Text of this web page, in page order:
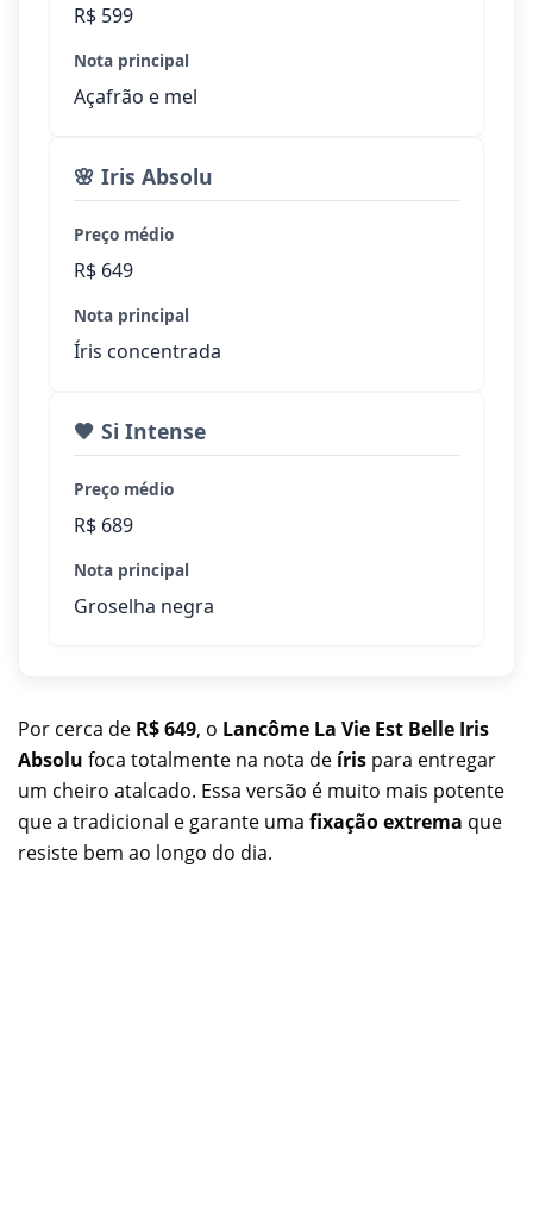
R$ 599
Nota principal
Açafrão e mel
🌸 Iris Absolu
Preço médio
R$ 649
Nota principal
Íris concentrada
🖤 Si Intense
Preço médio
R$ 689
Nota principal
Groselha negra
Por cerca de R$ 649, o Lancôme La Vie Est Belle Iris
Absolu foca totalmente na nota de íris para entregar
um cheiro atalcado. Essa versão é muito mais potente
que a tradicional e garante uma fixação extrema que
resiste bem ao longo do dia.